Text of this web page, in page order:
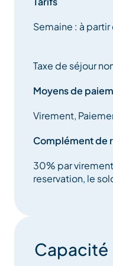
MERIBEL pour sa
Rez-de-chaussée :
– hall d’entrée et
– wc indépendant,
Semaine : à
Taxe de séjour
Moyens de
Virement,
Complément de
30% par
reservation, le
Capacité